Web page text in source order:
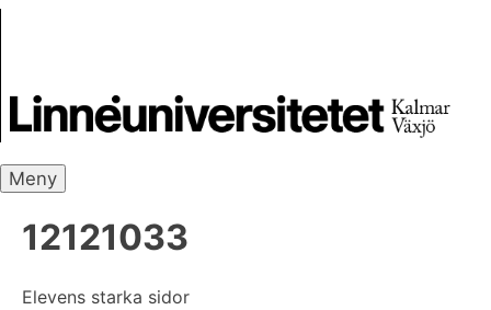
Meny
12121033
Elevens starka sidor